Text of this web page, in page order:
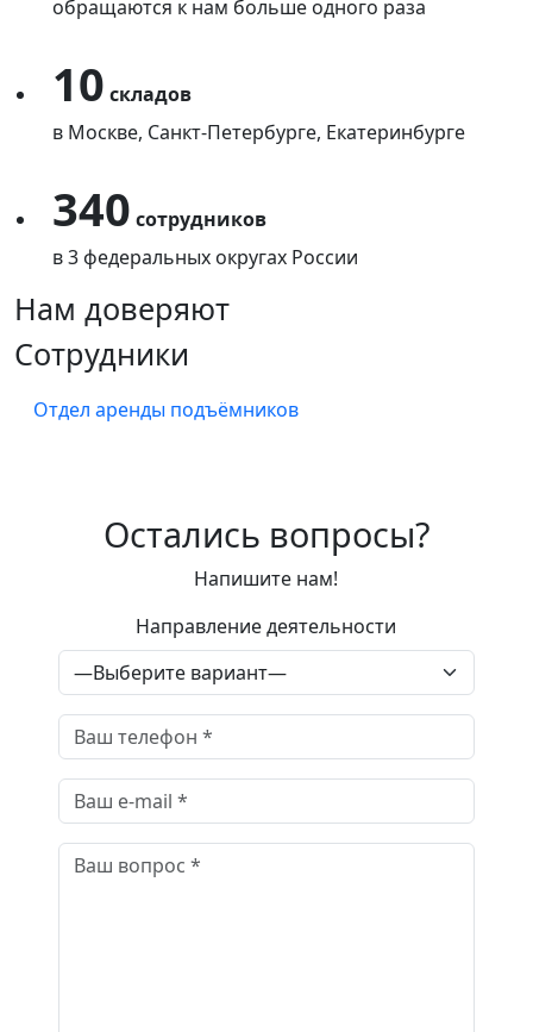
обращаются к нам больше одного раза
10 складов
в Москве, Санкт-Петербурге, Екатеринбурге
340 сотрудников
в 3 федеральных округах России
Нам доверяют
Сотрудники
Отдел аренды подъёмников
Остались вопросы?
Напишите нам!
Направление деятельности